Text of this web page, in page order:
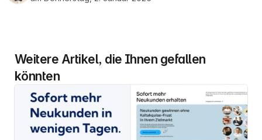
Weitere Artikel, die Ihnen gefallen
könnten